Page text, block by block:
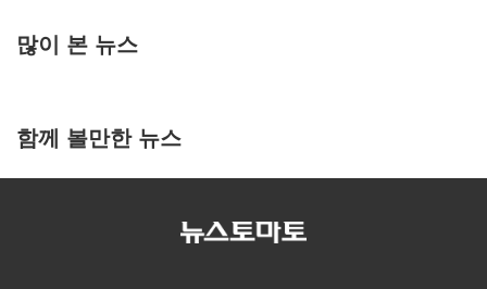
많이 본 뉴스
함께 볼만한 뉴스